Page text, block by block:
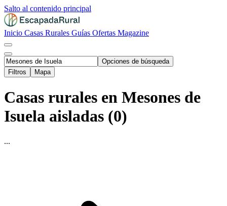
Salto al contenido principal
Inicio Casas Rurales Guías Ofertas Magazine
Opciones de búsqueda
Filtros
Mapa
Casas rurales en Mesones de
Isuela aisladas (0)
...